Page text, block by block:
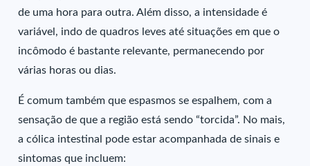
de uma hora para outra. Além disso, a intensidade é
variável, indo de quadros leves até situações em que o
incômodo é bastante relevante, permanecendo por
várias horas ou dias.
É comum também que espasmos se espalhem, com a
sensação de que a região está sendo “torcida”. No mais,
a cólica intestinal pode estar acompanhada de sinais e
sintomas que incluem: